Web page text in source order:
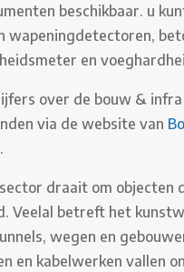
beschikbaar. u
wapeningdetectoren,
en
over de bouw &
via de website van
.
draait om objecten
Veelal betreft het
wegen en
en kabelwerken vallen